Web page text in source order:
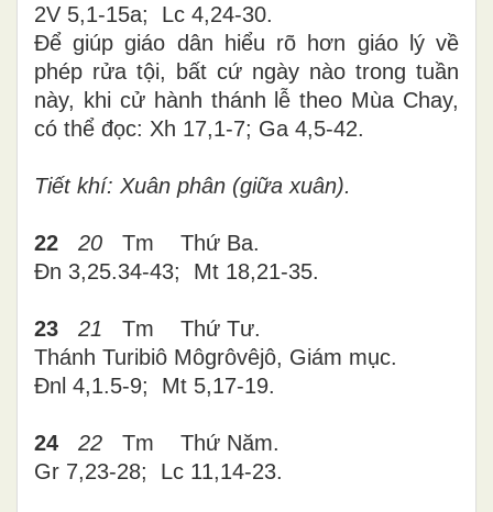
2V 5,1-15a; Lc 4,24-30.
Để giúp giáo dân hiểu rõ hơn giáo lý về
phép rửa tội, bất cứ ngày nào trong tuần
này, khi cử hành thánh lễ theo Mùa Chay,
có thể đọc: Xh 17,1-7; Ga 4,5-42.
Tiết khí: Xuân phân (giữa xuân).
22 20 Tm Thứ Ba.
Đn 3,25.34-43; Mt 18,21-35.
23 21 Tm Thứ Tư.
Thánh Turibiô Môgrôvêjô, Giám mục.
Đnl 4,1.5-9; Mt 5,17-19.
24 22 Tm Thứ Năm.
Gr 7,23-28; Lc 11,14-23.